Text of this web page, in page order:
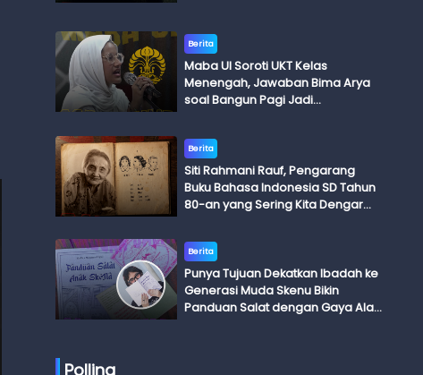
Berita
Maba UI Soroti UKT Kelas
Menengah, Jawaban Bima Arya
soal Bangun Pagi Jadi
Berita
Siti Rahmani Rauf, Pengarang
Buku Bahasa Indonesia SD Tahun
80-an yang Sering Kita Dengar
Adik Budi
Berita
Punya Tujuan Dekatkan Ibadah ke
Generasi Muda Skenu Bikin
Panduan Salat dengan Gaya Ala
Polling